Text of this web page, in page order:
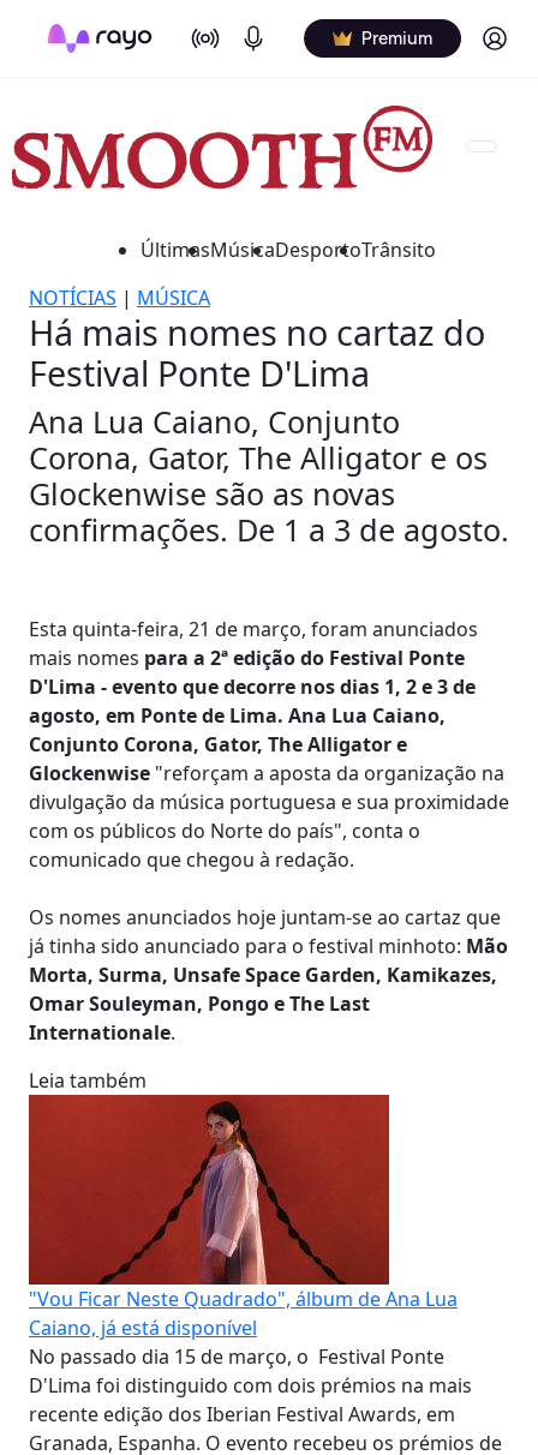
On Air Podcasts Premium Log in
ÚltimasMúsicaDesportoTrânsito
NOTÍCIAS | MÚSICA
Há mais nomes no cartaz do
Festival Ponte D'Lima
Ana Lua Caiano, Conjunto
Corona, Gator, The Alligator e os
Glockenwise são as novas
confirmações. De 1 a 3 de agosto.
Esta quinta-feira, 21 de março, foram anunciados
mais nomes para a 2ª edição do Festival Ponte
D'Lima - evento que decorre nos dias 1, 2 e 3 de
agosto, em Ponte de Lima. Ana Lua Caiano,
Conjunto Corona, Gator, The Alligator e
Glockenwise "reforçam a aposta da organização na
divulgação da música portuguesa e sua proximidade
com os públicos do Norte do país", conta o
comunicado que chegou à redação.
Os nomes anunciados hoje juntam-se ao cartaz que
já tinha sido anunciado para o festival minhoto: Mão
Morta, Surma, Unsafe Space Garden, Kamikazes,
Omar Souleyman, Pongo e The Last
Internationale.
Leia também
"Vou Ficar Neste Quadrado", álbum de Ana Lua
Caiano, já está disponível
No passado dia 15 de março, o Festival Ponte
D'Lima foi distinguido com dois prémios na mais
recente edição dos Iberian Festival Awards, em
Granada, Espanha. O evento recebeu os prémios de